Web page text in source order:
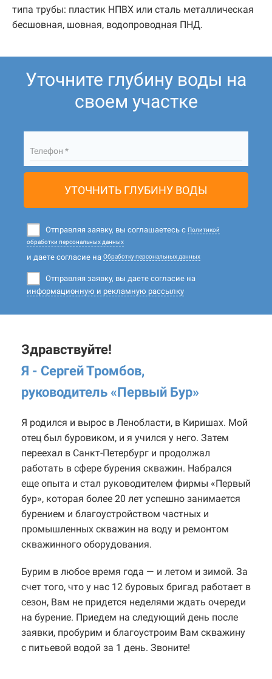
типа трубы: пластик НПВХ или сталь металлическая
бесшовная, шовная, водопроводная ПНД.
Уточните глубину воды на
своем участке
Телефон *
УТОЧНИТЬ ГЛУБИНУ ВОДЫ
Отправляя заявку, вы соглашаетесь с Политикой
обработки персональных данных
и даете согласие на Обработку персональных данных
Отправляя заявку, вы даете согласие на
информационную и рекламную рассылку
Здравствуйте!
Я - Сергей Тромбов,
руководитель «Первый Бур»
Я родился и вырос в Ленобласти, в Киришах. Мой
отец был буровиком, и я учился у него. Затем
переехал в Санкт-Петербург и продолжал
работать в сфере бурения скважин. Набрался
еще опыта и стал руководителем фирмы «Первый
бур», которая более 20 лет успешно занимается
бурением и благоустройством частных и
промышленных скважин на воду и ремонтом
скважинного оборудования.
Бурим в любое время года — и летом и зимой. За
счет того, что у нас 12 буровых бригад работает в
сезон, Вам не придется неделями ждать очереди
на бурение. Приедем на следующий день после
заявки, пробурим и благоустроим Вам скважину
с питьевой водой за 1 день. Звоните!